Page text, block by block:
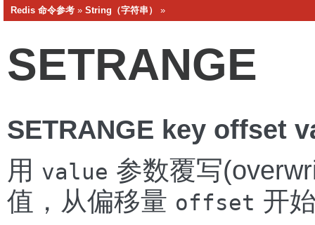
Redis 命令参考 » String（字符串） »
SETRANGE
SETRANGE key offset
用 value 参数覆写
值，从偏移量 offset 开